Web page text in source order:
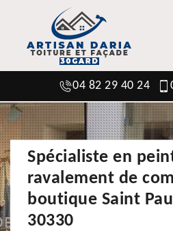
04 82 29 40 24
Spécialiste en
ravalement de
boutique Saint
30330